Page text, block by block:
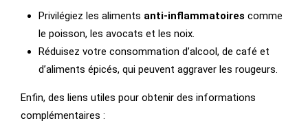
Privilégiez les aliments anti-inflammatoires comme
le poisson, les avocats et les noix.
Réduisez votre consommation d’alcool, de café et
d’aliments épicés, qui peuvent aggraver les rougeurs.
Enfin, des liens utiles pour obtenir des informations
complémentaires :